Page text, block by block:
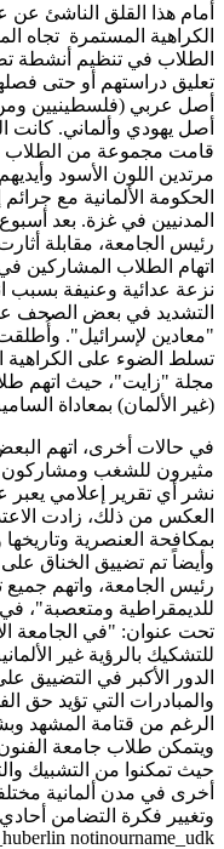
أمام هذا القلق الناشئ عن
الكراهية المستمرة تجاه
الطلاب في تنظيم أنشطة
تعليق دراستهم أو حتى
أصل عربي (فلسطينيين
قامت مجموعة من الطلاب
مرتدين اللون الأسود
الحكومة الألمانية مع
المدنيين في غزة. بعد
رئيس الجامعة، مقابلة
اتهام الطلاب المشاركين
نزعة عدائية وعنيفة بسبب
التشديد في بعض الصحف
"معادين لإسرائيل".
تسلط الضوء على الكراهية
مجلة "زايت"، حيث اتهم
(غير الألمان) بمعاداة
في حالات أخرى، اتهم البعض
مثيرون للشغب ومشاركون
نشر أي تقرير إعلامي
العكس من ذلك، زادت
بمكافحة العنصرية
وأيضاً تم تضييق الخناق
رئيس الجامعة، واتهم جميع
للديمقراطية ومتعصبة"،
تحت عنوان: "في الجامعة
للتشكيك بالرؤية غير
الدور الأكبر في التضييق
والمبادرات التي تؤيد حق
الرغم من قتامة المشهد
ويتمكن طلاب جامعة
حيث تمكنوا من التشبيك
أخرى في مدن ألمانية
وتغيير فكرة التضامن
notinourname_udk.